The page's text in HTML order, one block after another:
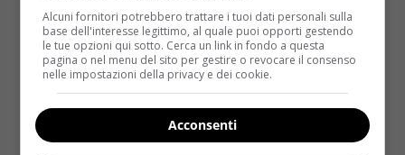
Alcuni fornitori potrebbero trattare i tuoi dati personali sulla
base dell'interesse legittimo, al quale puoi opporti gestendo
le tue opzioni qui sotto. Cerca un link in fondo a questa
pagina o nel menu del sito per gestire o revocare il consenso
nelle impostazioni della privacy e dei cookie.
Acconsenti